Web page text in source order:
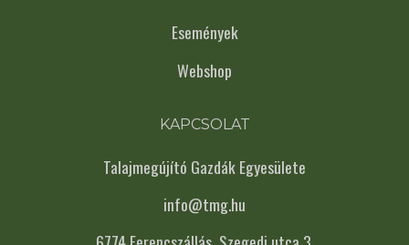
Események
Webshop
KAPCSOLAT
Talajmegújító Gazdák Egyesülete
info@tmg.hu